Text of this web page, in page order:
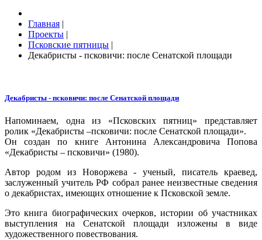
Главная |
Проекты |
Псковские пятницы |
Декабристы - псковичи: после Сенатской площади
Декабристы - псковичи: после Сенатской площади
Напоминаем, одна из «Псковских пятниц» представляет
ролик «Декабристы –псковичи: после Сенатской площади».
Он создан по книге Антонина Александровича Попова
«Декабристы – псковичи» (1980).
Автор родом из Новоржева - ученый, писатель краевед,
заслуженный учитель РФ собрал ранее неизвестные сведения
о декабристах, имеющих отношение к Псковской земле.
Это книга биографических очерков, истории об участниках
выступления на Сенатской площади изложены в виде
художественного повествования.